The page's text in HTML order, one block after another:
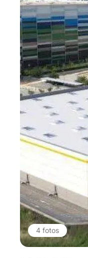
4 fotos